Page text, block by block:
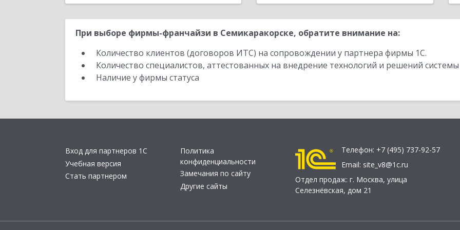
При выборе фирмы-франчайзи в Семикаракорске, обратите внимание на:
Количество клиентов (договоров ИТС) на сопровождении у партнера фирмы 1С.
Количество специалистов, аттестованных на внедрение технологий и решений
Наличие у фирмы статуса
Вход для партнеров 1С
Учебная версия
Стать партнером
Политика
конфиденциальности
Замечания по сайту
Другие сайты
Телефон: +7 (495) 737-92-57
Email: site_v8@1c.ru
Отдел продаж: г. Москва, улица
Селезнёвская, дом 21